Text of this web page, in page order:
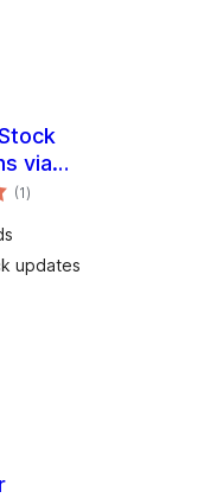
via
for
(1एकूण
मूल्यांकन
)
updates